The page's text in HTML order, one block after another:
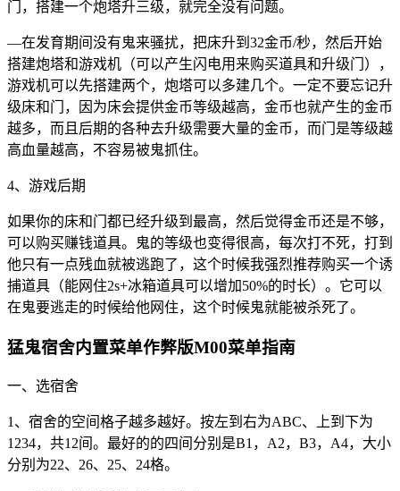
门，搭建一个炮塔升三级，就完全没有问题。
—在发育期间没有鬼来骚扰，把床升到32金币/秒，然后开始
搭建炮塔和游戏机（可以产生闪电用来购买道具和升级门），
游戏机可以先搭建两个，炮塔可以多建几个。一定不要忘记升
级床和门，因为床会提供金币等级越高，金币也就产生的金币
越多，而且后期的各种去升级需要大量的金币，而门是等级越
高血量越高，不容易被鬼抓住。
4、游戏后期
如果你的床和门都已经升级到最高，然后觉得金币还是不够，
可以购买赚钱道具。鬼的等级也变得很高，每次打不死，打到
他只有一点残血就被逃跑了，这个时候我强烈推荐购买一个诱
捕道具（能网住2s+冰箱道具可以增加50%的时长）。它可以
在鬼要逃走的时候给他网住，这个时候鬼就能被杀死了。
猛鬼宿舍内置菜单作弊版M00菜单指南
一、选宿舍
1、宿舍的空间格子越多越好。按左到右为ABC、上到下为
1234，共12间。最好的的四间分别是B1，A2，B3，A4，大小
分别为22、26、25、24格。